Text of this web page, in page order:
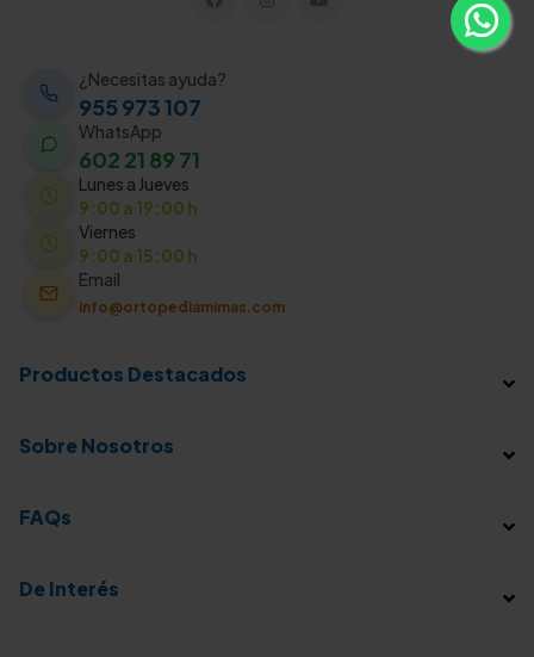
¿Necesitas ayuda?
955 973 107
WhatsApp
602 21 89 71
Lunes a Jueves
9:00 a 19:00 h
Viernes
9:00 a 15:00 h
Email
info@ortopediamimas.com
Productos Destacados
Sobre Nosotros
FAQs
De Interés